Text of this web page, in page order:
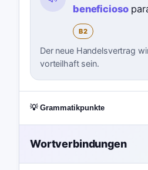
beneficioso
B2
Der neue Handelsvertrag
vorteilhaft sein.
💡 Grammatikpunkte
Wortverbindungen